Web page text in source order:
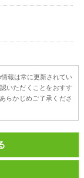
報は常に更新されてい
いただくことをおすす
らかじめご了承くださ